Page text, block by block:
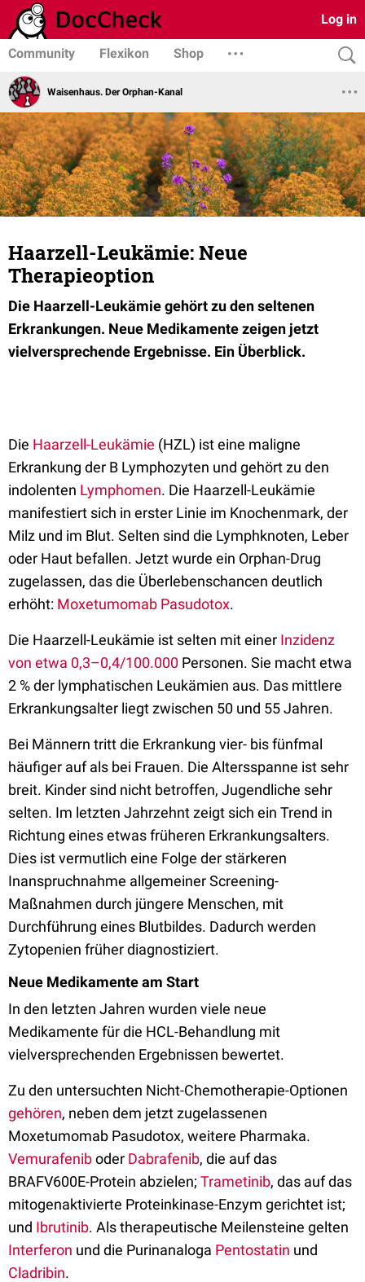
Log in
Community Flexikon Shop
Waisenhaus. Der Orphan-Kanal
Haarzell-Leukämie: Neue
Therapieoption
Die Haarzell-Leukämie gehört zu den seltenen
Erkrankungen. Neue Medikamente zeigen jetzt
vielversprechende Ergebnisse. Ein Überblick.
Die Haarzell-Leukämie (HZL) ist eine maligne
Erkrankung der B Lymphozyten und gehört zu den
indolenten Lymphomen. Die Haarzell-Leukämie
manifestiert sich in erster Linie im Knochenmark, der
Milz und im Blut. Selten sind die Lymphknoten, Leber
oder Haut befallen. Jetzt wurde ein Orphan-Drug
zugelassen, das die Überlebenschancen deutlich
erhöht: Moxetumomab Pasudotox.
Die Haarzell-Leukämie ist selten mit einer Inzidenz
von etwa 0,3–0,4/100.000 Personen. Sie macht etwa
2 % der lymphatischen Leukämien aus. Das mittlere
Erkrankungsalter liegt zwischen 50 und 55 Jahren.
Bei Männern tritt die Erkrankung vier- bis fünfmal
häufiger auf als bei Frauen. Die Altersspanne ist sehr
breit. Kinder sind nicht betroffen, Jugendliche sehr
selten. Im letzten Jahrzehnt zeigt sich ein Trend in
Richtung eines etwas früheren Erkrankungsalters.
Dies ist vermutlich eine Folge der stärkeren
Inanspruchnahme allgemeiner Screening-
Maßnahmen durch jüngere Menschen, mit
Durchführung eines Blutbildes. Dadurch werden
Zytopenien früher diagnostiziert.
Neue Medikamente am Start
In den letzten Jahren wurden viele neue
Medikamente für die HCL-Behandlung mit
vielversprechenden Ergebnissen bewertet.
Zu den untersuchten Nicht-Chemotherapie-Optionen
gehören, neben dem jetzt zugelassenen
Moxetumomab Pasudotox, weitere Pharmaka.
Vemurafeniboder Dabrafenib, die auf das
BRAFV600E-Protein abzielen; Trametinib, das auf das
mitogenaktivierte Proteinkinase-Enzym gerichtet ist;
und Ibrutinib. Als therapeutische Meilensteine gelten
Interferon und die Purinanaloga Pentostatin und
Cladribin.